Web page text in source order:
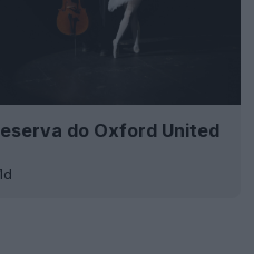
do Oxford United